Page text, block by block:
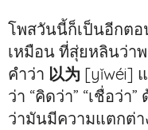
โพสวันนี้ก็เป็นอีกต
เหมือน ที่สุ่ยหลินว่า
คำว่า 以为 [yǐwéi]
ว่า “คิดว่า” “เชื่อว่า
ว่ามันมีความแตกต่